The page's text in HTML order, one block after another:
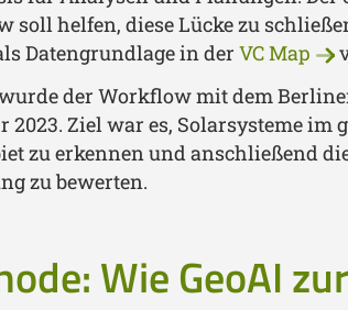
soll helfen, diese Lücke zu
Datengrundlage in der VC Map
der Workflow mit dem
2023. Ziel war es, Solarsysteme im
zu erkennen und anschließend
zu bewerten.
Wie GeoAI